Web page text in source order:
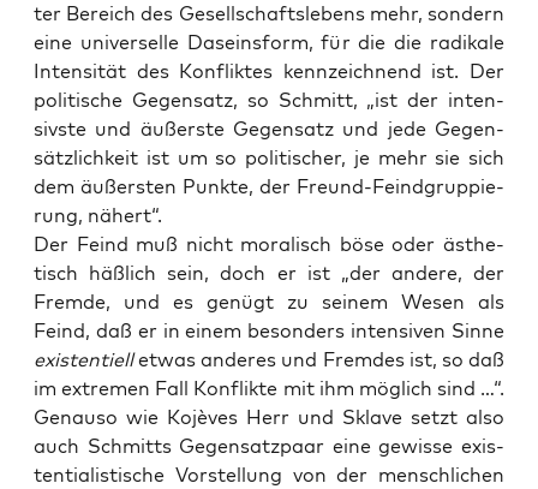
ter Bereich des Gesell­schafts­le­bens mehr, son­dern
eine uni­ver­sel­le Daseins­form, für die die radi­ka­le
Inten­si­tät des Kon­flik­tes kenn­zeich­nend ist. Der
poli­ti­sche Gegen­satz, so Schmitt, „ist der inten­
sivs­te und äußers­te Gegen­satz und jede Gegen­
sätz­lich­keit ist um so poli­ti­scher, je mehr sie sich
dem äußers­ten Punk­te, der Freund-Feind­grup­pie­
rung, nähert“.
Der Feind muß nicht mora­lisch böse oder ästhe­
tisch häß­lich sein, doch er ist „der ande­re, der
Frem­de, und es genügt zu sei­nem Wesen als
Feind, daß er in einem beson­ders inten­si­ven Sin­ne
exis­ten­ti­elletwas ande­res und Frem­des ist, so daß
im extre­men Fall Kon­flik­te mit ihm mög­lich sind …“.
Genau­so wie Kojè­ves Herr und Skla­ve setzt also
auch Schmitts Gegen­satz­paar eine gewis­se exis­
ten­tia­lis­ti­sche Vor­stel­lung von der mensch­li­chen